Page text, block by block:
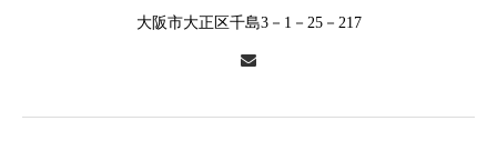
大阪市大正区千島3－1－25－217